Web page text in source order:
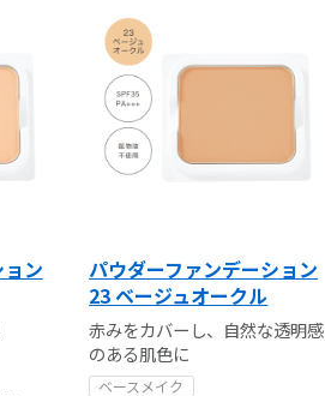
ン
パウダーファンデーション
23 ベージュオークル
赤みをカバーし、自然な透明感
のある肌色に
ベースメイク